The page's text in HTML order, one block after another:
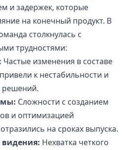
и задержек, которые
на конечный продукт. В
столкнулась с
трудностями:
Частые изменения в составе
к нестабильности и
решений.
Сложности с созданием
и оптимизацией
на сроках выпуска.
видения: Нехватка четкого